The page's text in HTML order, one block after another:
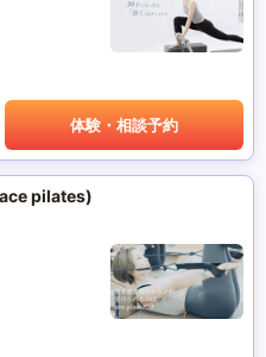
体験・相談予約
pilates)